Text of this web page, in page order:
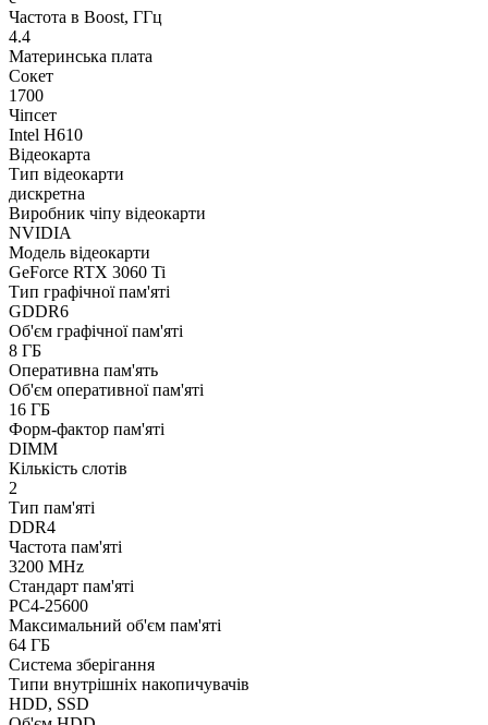
Частота в Boost, ГГц
4.4
Материнська плата
Сокет
1700
Чіпсет
Intel H610
Відеокарта
Тип відеокарти
дискретна
Виробник чіпу відеокарти
NVIDIA
Модель відеокарти
GeForce RTX 3060 Ti
Тип графічної пам'яті
GDDR6
Об'єм графічної пам'яті
8 ГБ
Оперативна пам'ять
Об'єм оперативної пам'яті
16 ГБ
Форм-фактор пам'яті
DIMM
Кількість слотів
2
Тип пам'яті
DDR4
Частота пам'яті
3200 MHz
Стандарт пам'яті
PC4-25600
Максимальний об'єм пам'яті
64 ГБ
Система зберігання
Типи внутрішніх накопичувачів
HDD, SSD